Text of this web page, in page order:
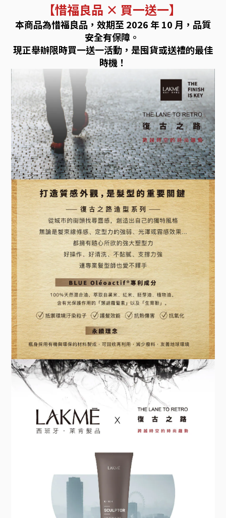
【惜福良品 × 買一送一】
本商品為惜福良品，效期至 2026 年 10 月，品質
安全有保障。
現正舉辦限時買一送一活動，是囤貨或送禮的最佳
時機！